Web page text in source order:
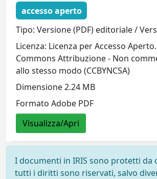
accesso aperto
Tipo: Versione (PDF) editoriale /
Licenza: Licenza per Accesso
Commons Attribuzione - Non
allo stesso modo (CCBYNCSA)
Dimensione 2.24 MB
Formato Adobe PDF
Visualizza/Apri
I documenti in IRIS sono protetti da
tutti i diritti sono riservati, salvo